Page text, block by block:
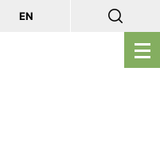
メ
ニ
EN